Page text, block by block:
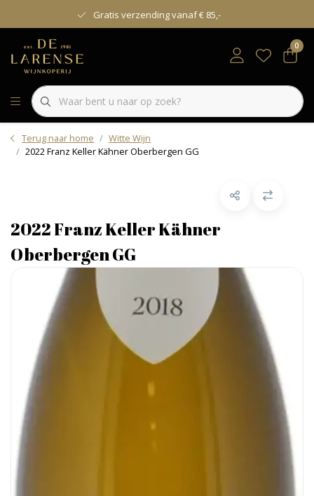
Gratis verzending vanaf € 85,-
0
Terug naar home
Witte Wijn
2022 Franz Keller Kähner Oberbergen GG
2022 Franz Keller Kähner
Oberbergen GG